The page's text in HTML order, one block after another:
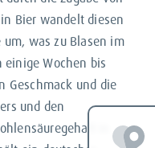
Bier wandelt diesen
was zu Blasen im
einige Wochen bis
Geschmack und die
und den
in